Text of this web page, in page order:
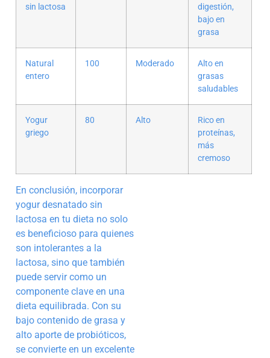
sin lactosa
digestión,
bajo en
grasa
Natural
entero
100 Moderado
Alto en
grasas
saludables
Yogur
griego
80 Alto
Rico en
proteínas,
más
cremoso
En conclusión, incorporar
yogur desnatado sin
lactosa en tu dieta no solo
es beneficioso para quienes
son intolerantes a la
lactosa, sino que también
puede servir como un
componente clave en una
dieta equilibrada. Con su
bajo contenido de grasa y
alto aporte de probióticos,
se convierte en un excelente